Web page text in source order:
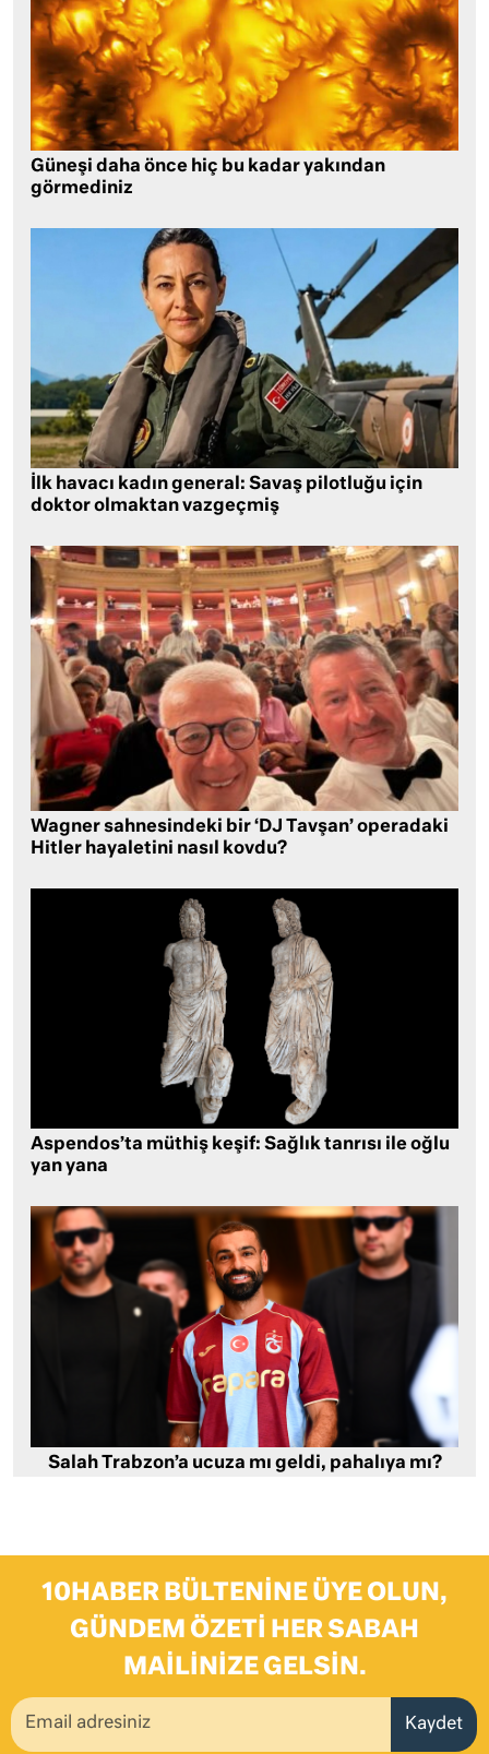
Güneşi daha önce hiç bu kadar yakından
görmediniz
İlk havacı kadın general: Savaş pilotluğu için
doktor olmaktan vazgeçmiş
Wagner sahnesindeki bir ‘DJ Tavşan’ operadaki
Hitler hayaletini nasıl kovdu?
Aspendos’ta müthiş keşif: Sağlık tanrısı ile oğlu
yan yana
Salah Trabzon’a ucuza mı geldi, pahalıya mı?
10HABER BÜLTENINE ÜYE OLUN,
GÜNDEM ÖZETI HER SABAH
MAILINIZE GELSIN.
Kaydet